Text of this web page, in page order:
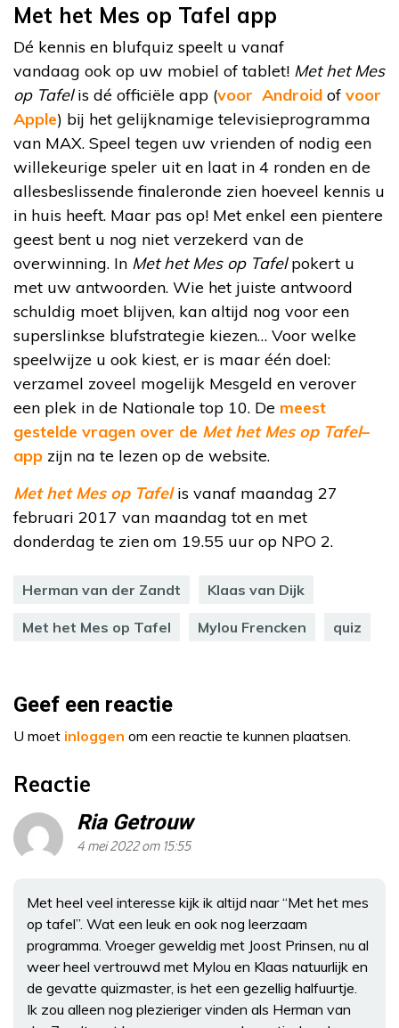
Met het Mes op Tafel app
Dé kennis en blufquiz speelt u vanaf
vandaag ook op uw mobiel of tablet! Met het Mes
op Tafelis dé officiële app (voor Android of voor
Apple) bij het gelijknamige televisieprogramma
van MAX. Speel tegen uw vrienden of nodig een
willekeurige speler uit en laat in 4 ronden en de
allesbeslissende finaleronde zien hoeveel kennis u
in huis heeft. Maar pas op! Met enkel een pientere
geest bent u nog niet verzekerd van de
overwinning. In Met het Mes op Tafelpokert u
met uw antwoorden. Wie het juiste antwoord
schuldig moet blijven, kan altijd nog voor een
superslinkse blufstrategie kiezen… Voor welke
speelwijze u ook kiest, er is maar één doel:
verzamel zoveel mogelijk Mesgeld en verover
een plek in de Nationale top 10. De meest
gestelde vragen over de Met het Mes op Tafel–
app zijn na te lezen op de website.
Met het Mes op Tafelis vanaf maandag 27
februari 2017 van maandag tot en met
donderdag te zien om 19.55 uur op NPO 2.
Herman van der Zandt Klaas van Dijk
Met het Mes op Tafel Mylou Frencken quiz
Geef een reactie
U moet inloggen om een reactie te kunnen plaatsen.
Reactie
Ria Getrouw
4 mei 2022 om 15:55
Met heel veel interesse kijk ik altijd naar “Met het mes
op tafel”. Wat een leuk en ook nog leerzaam
programma. Vroeger geweldig met Joost Prinsen, nu al
weer heel vertrouwd met Mylou en Klaas natuurlijk en
de gevatte quizmaster, is het een gezellig halfuurtje.
Ik zou alleen nog plezieriger vinden als Herman van